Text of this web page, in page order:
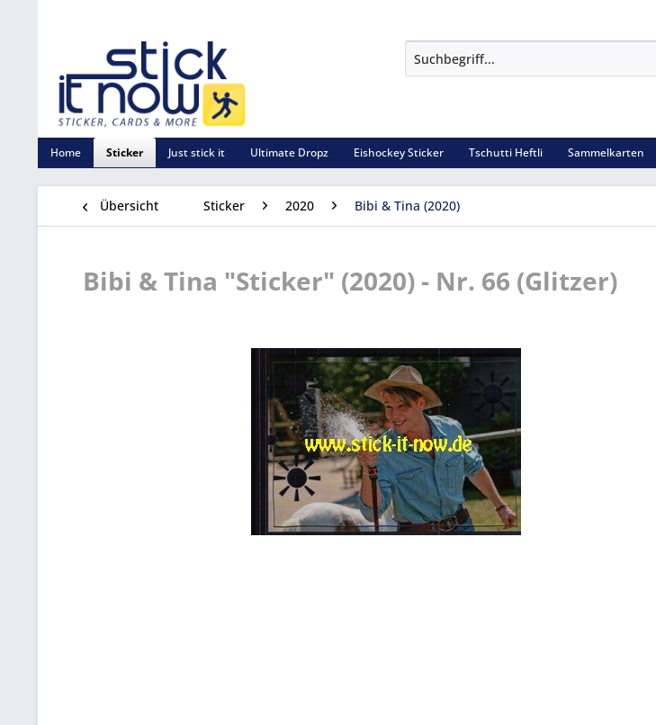
Home Sticker Just stick it Ultimate Dropz Eishockey Sticker Tschutti Heftli Sammelkarten
Übersicht Sticker 2020 Bibi & Tina (2020)
Bibi & Tina "Sticker" (2020) - Nr. 66 (Glitzer)